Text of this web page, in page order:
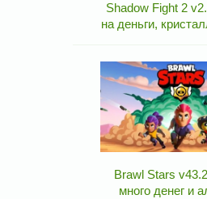
Shadow Fight 2
на деньги,
Brawl Stars
много денег и